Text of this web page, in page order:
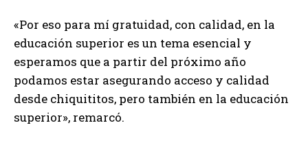
«Por eso para mí gratuidad, con calidad, en la
educación superior es un tema esencial y
esperamos que a partir del próximo año
podamos estar asegurando acceso y calidad
desde chiquititos, pero también en la educación
superior», remarcó.